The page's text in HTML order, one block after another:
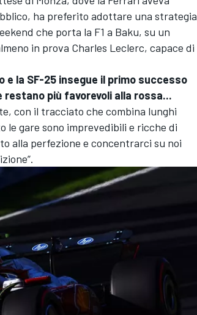
ha preferito adottare una strategia
che porta la F1 a Baku, su un
in prova Charles Leclerc, capace di
e la SF-25 insegue il primo successo
più favorevoli alla rossa...
con il tracciato che combina lunghi
gare sono imprevedibili e ricche di
alla perfezione e concentrarci su noi